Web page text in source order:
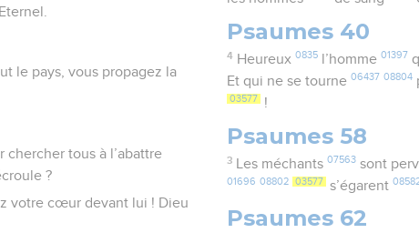
le pays, vous propagez la
chercher tous à l’abattre
?
votre cœur devant lui ! Dieu
Psaumes 40
4 Heureux 0835l’homme 01397
Et qui ne se tourne06437 08804
03577 !
Psaumes 58
3 Les méchants 07563sont
01696 08802 03577 s’égarent
Psaumes 62